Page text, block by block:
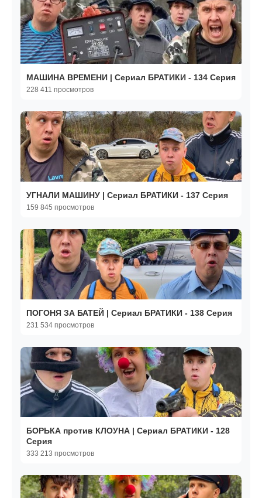
МАШИНА ВРЕМЕНИ | Сериал БРАТИКИ - 134 Серия
228 411 просмотров
УГНАЛИ МАШИНУ | Сериал БРАТИКИ - 137 Серия
159 845 просмотров
ПОГОНЯ ЗА БАТЕЙ | Сериал БРАТИКИ - 138 Серия
231 534 просмотров
БОРЬКА против КЛОУНА | Сериал БРАТИКИ - 128
Серия
333 213 просмотров